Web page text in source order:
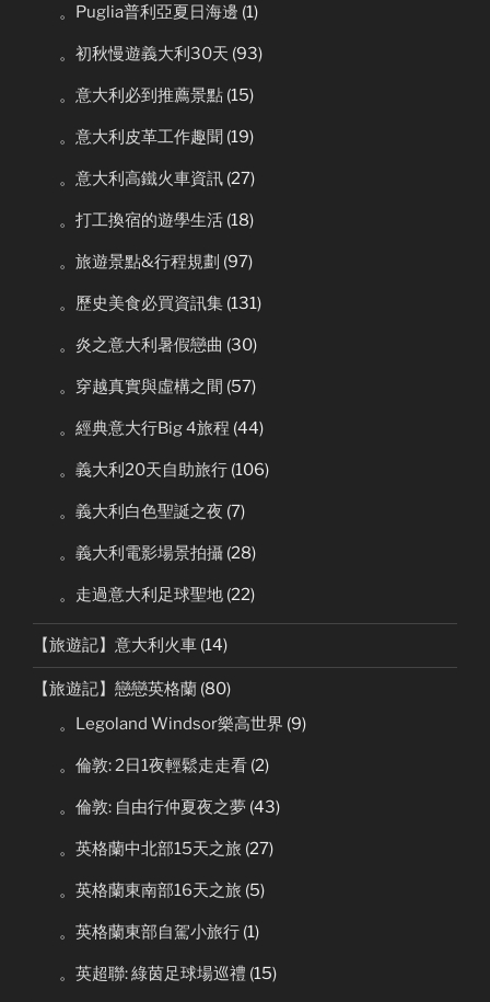
。Puglia普利亞夏日海邊 (1)
。初秋慢遊義大利30天 (93)
。意大利必到推薦景點 (15)
。意大利皮革工作趣聞 (19)
。意大利高鐵火車資訊 (27)
。打工換宿的遊學生活 (18)
。旅遊景點&行程規劃 (97)
。歷史美食必買資訊集 (131)
。炎之意大利暑假戀曲 (30)
。穿越真實與虛構之間 (57)
。經典意大行Big 4旅程 (44)
。義大利20天自助旅行 (106)
。義大利白色聖誕之夜 (7)
。義大利電影場景拍攝 (28)
。走過意大利足球聖地 (22)
【旅遊記】意大利火車 (14)
【旅遊記】戀戀英格蘭 (80)
。Legoland Windsor樂高世界 (9)
。倫敦: 2日1夜輕鬆走走看 (2)
。倫敦: 自由行仲夏夜之夢 (43)
。英格蘭中北部15天之旅 (27)
。英格蘭東南部16天之旅 (5)
。英格蘭東部自駕小旅行 (1)
。英超聯: 綠茵足球場巡禮 (15)